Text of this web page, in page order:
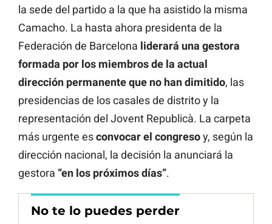
la sede del partido a la que ha asistido la misma
Camacho. La hasta ahora presidenta de la
Federación de Barcelona liderará una gestora
formada por los miembros de la actual
dirección permanente que no han dimitido, las
presidencias de los casales de distrito y la
representación del Jovent Republicà. La carpeta
más urgente esconvocar el congresoy, según la
dirección nacional, la decisión la anunciará la
gestora “en los próximos días”.
No te lo puedes perder